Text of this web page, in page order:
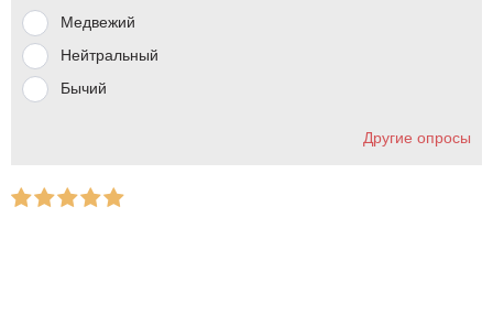
Медвежий
Нейтральный
Бычий
Другие опросы